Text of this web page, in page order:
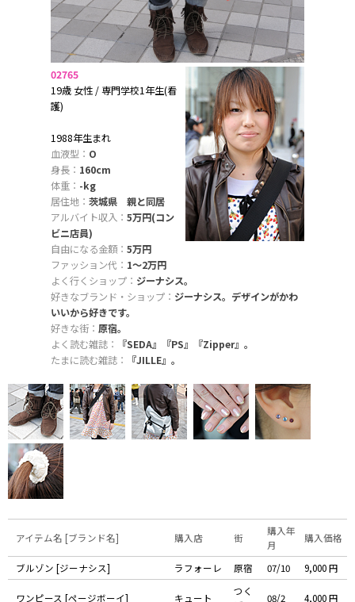
02765
19歳 女性 / 専門学校1年生(看
護)
1988年生まれ
血液型： O
身長： 160cm
体重： -kg
居住地： 茨城県 親と同居
アルバイト収入： 5万円(コン
ビニ店員)
自由になる金額： 5万円
ファッション代： 1〜2万円
よく行くショップ： ジーナシス。
好きなブランド・ショップ： ジーナシス。デザインがかわ
いいから好きです。
好きな街： 原宿。
よく読む雑誌：
『SEDA』『PS』『Zipper』。
たまに読む雑誌：
『JILLE』。
アイテム名 [ブランド名] 購入店 街
購入年
月
購入価格
ブルゾン [ジーナシス] ラフォーレ 原宿 07/10 9,000 円
ワンピース [ページボーイ] キュート
つく
08/2 4,000 円